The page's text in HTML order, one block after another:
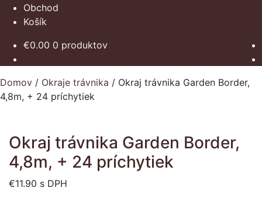
Obchod
Košík
€0.00 0 produktov
Domov / Okraje trávnika / Okraj trávnika Garden Border,
4,8m, + 24 príchytiek
Okraj trávnika Garden Border,
4,8m, + 24 príchytiek
€11.90 s DPH